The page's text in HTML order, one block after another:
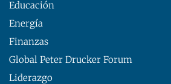
Educación
Energía
Finanzas
Global Peter Drucker Forum
Liderazgo